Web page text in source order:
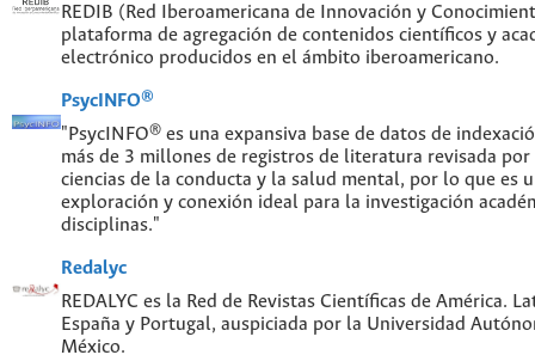
REDIB (Red Iberoamericana de Innovación y
plataforma de agregación de contenidos científicos y
electrónico producidos en el ámbito iberoamericano.
PsycINFO®
"PsycINFO® es una expansiva base de datos de
más de 3 millones de registros de literatura revisada por
ciencias de la conducta y la salud mental, por lo que es
exploración y conexión ideal para la investigación
disciplinas."
Redalyc
REDALYC es la Red de Revistas Científicas de América.
España y Portugal, auspiciada por la Universidad
México.